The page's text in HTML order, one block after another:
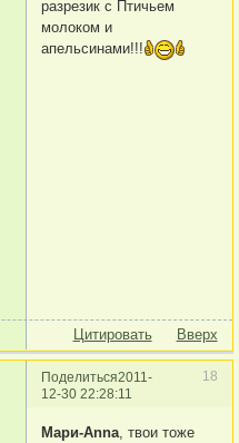
разрезик с Птичьем
молоком и
апельсинами!!!
Цитировать Вверх
Поделиться 18
2011-
12-30 22:28:11
Мари-Anna, твои тоже